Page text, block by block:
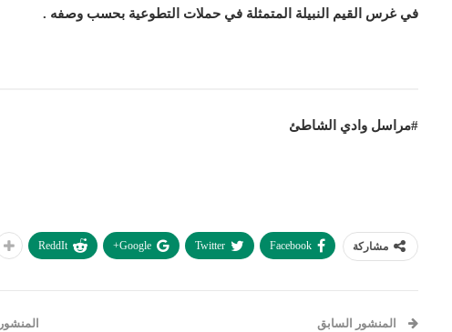
في غرس القيم النبيلة المتمثلة في حملات التطوعية بحسب وصفه .
#مراسل وادي الشاطئ
مشاركة Facebook
Twitter
Google+
ReddIt
المنشور السابق